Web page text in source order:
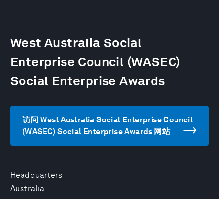
Headquarters
Australia
West Australia Social
Enterprise Council (WASEC)
Social Enterprise Awards
访问 West Australia Social Enterprise Council
(WASEC) Social Enterprise Awards 网站